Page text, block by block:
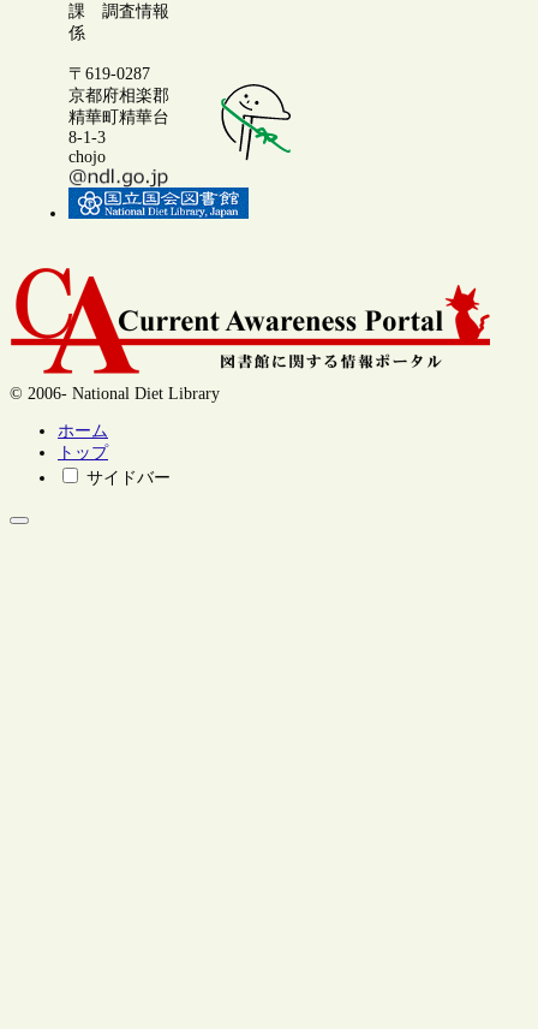
課 調査情報
係
〒619-0287
京都府相楽郡
精華町精華台
8-1-3
chojo
© 2006- National Diet Library
ホーム
トップ
サイドバー